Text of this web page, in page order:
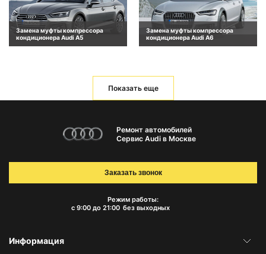
Замена муфты компрессора
кондиционера Audi A5
Замена муфты компрессора
кондиционера Audi A6
Показать еще
Ремонт автомобилей
Сервис Audi в Москве
Режим работы:
с 9:00 до 21:00 без выходных
Заказать звонок
Информация